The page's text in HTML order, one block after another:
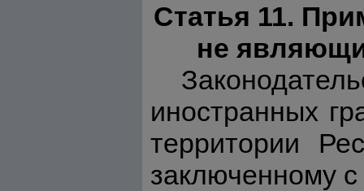
Статья 11.
не
иностранных
территории
заключенному